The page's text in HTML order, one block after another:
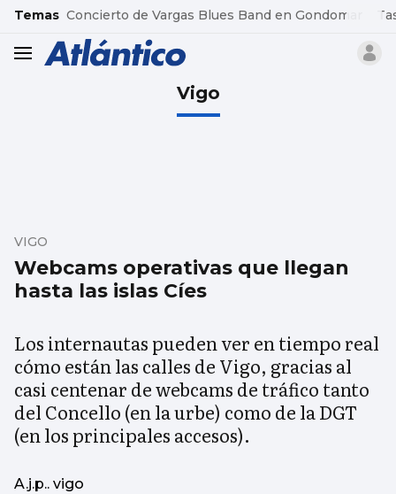
common.go-to-content
Temas Concierto de Vargas Blues Band en Gondomar
header.menu.open
Vigo
Webcams operativas que llegan
hasta las islas Cíes
VIGO
Los internautas pueden ver en tiempo real
cómo están las calles de Vigo, gracias al
casi centenar de webcams de tráfico tanto
del Concello (en la urbe) como de la DGT
(en los principales accesos).
A.j.p.. vigo